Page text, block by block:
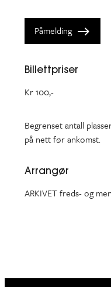
Påmelding
Billettpriser
Kr 100,-
Begrenset antall
på nett før ankomst.
Arrangør
ARKIVET freds- og